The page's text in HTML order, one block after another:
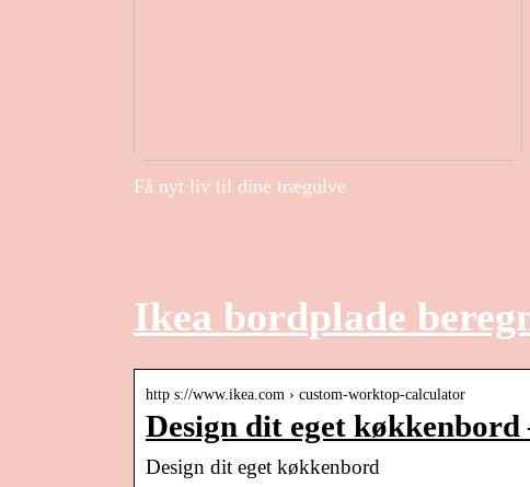
Få nyt liv til dine trægulve
Ikea bordplade
http s://www.ikea.com › custom-worktop-calculator
Design dit eget
Design dit eget køkkenbord